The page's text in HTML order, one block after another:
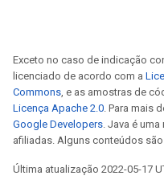
Exceto no caso de indicação
licenciado de acordo com a
Commons, e as amostras de
Licença Apache 2.0. Para mais
Google Developers. Java é
afiliadas. Alguns conteúdos
Última atualização 2022-05-17